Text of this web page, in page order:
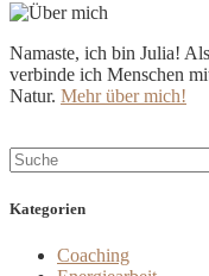
Namaste, ich bin Julia!
verbinde ich Menschen
Natur. Mehr über mich!
Suche:
Kategorien
Coaching